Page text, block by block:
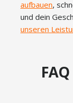
aufbauen,
und dein
unseren
FAQ